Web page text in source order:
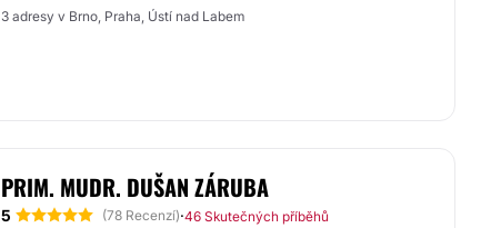
3 adresy v Brno, Praha, Ústí nad Labem
PRIM. MUDR. DUŠAN ZÁRUBA
5 (78 Recenzí)·46 Skutečných příběhů